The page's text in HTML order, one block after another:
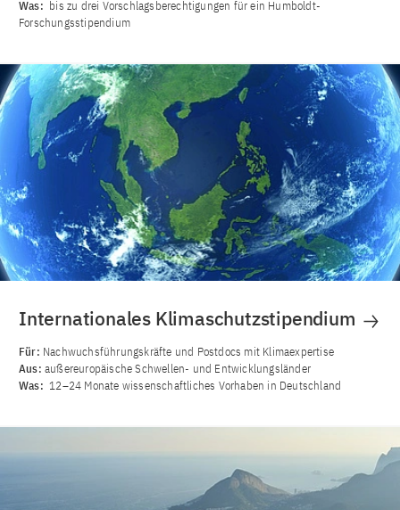
Was: bis zu drei Vorschlagsberechtigungen für ein Humboldt-
Forschungsstipendium
Internationales Klimaschutzstipendium
Für: Nachwuchsführungskräfte und Postdocs mit Klimaexpertise
Aus: außereuropäische Schwellen- und Entwicklungsländer
Was: 12–24 Monate wissenschaftliches Vorhaben in Deutschland